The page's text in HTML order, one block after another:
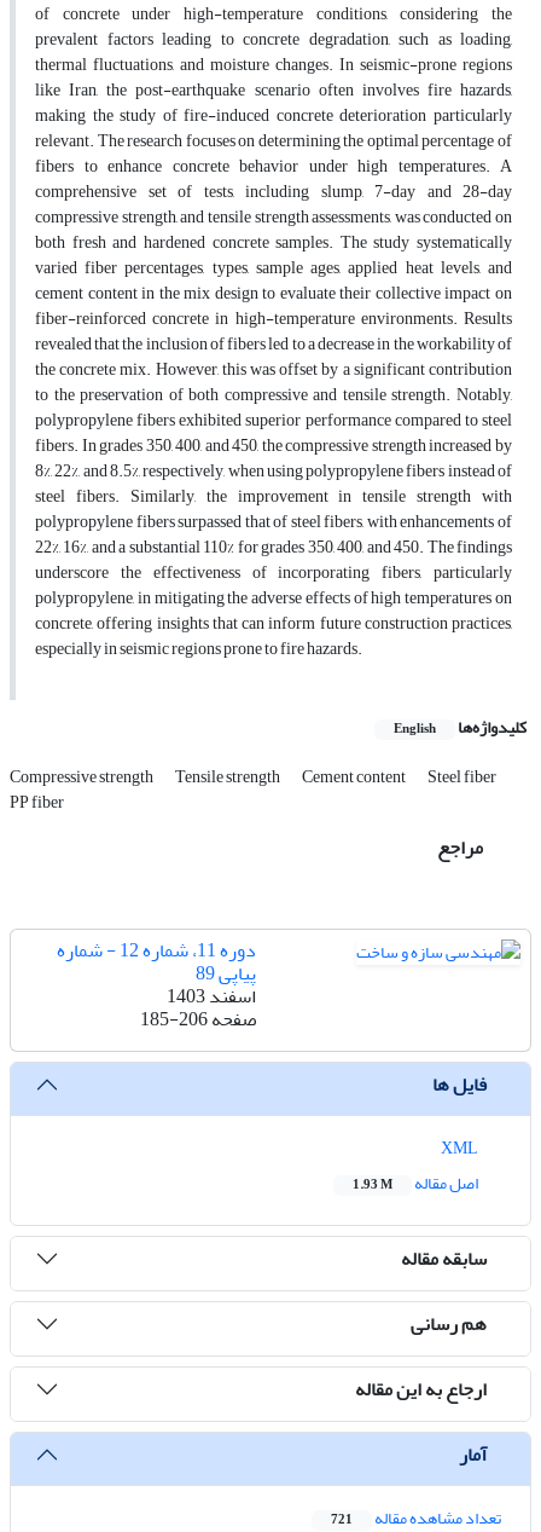
of concrete under high-temperature conditions, considering the
prevalent factors leading to concrete degradation, such as loading,
thermal fluctuations, and moisture changes. In seismic-prone regions
like Iran, the post-earthquake scenario often involves fire hazards,
making the study of fire-induced concrete deterioration particularly
relevant. The research focuses on determining the optimal percentage of
fibers to enhance concrete behavior under high temperatures. A
comprehensive set of tests, including slump, 7-day and 28-day
compressive strength, and tensile strength assessments, was conducted on
both fresh and hardened concrete samples. The study systematically
varied fiber percentages, types, sample ages, applied heat levels, and
cement content in the mix design to evaluate their collective impact on
fiber-reinforced concrete in high-temperature environments. Results
revealed that the inclusion of fibers led to a decrease in the workability of
the concrete mix. However, this was offset by a significant contribution
to the preservation of both compressive and tensile strength. Notably,
polypropylene fibers exhibited superior performance compared to steel
fibers. In grades 350, 400, and 450, the compressive strength increased by
8%, 22%, and 8.5%, respectively, when using polypropylene fibers instead of
steel fibers. Similarly, the improvement in tensile strength with
polypropylene fibers surpassed that of steel fibers, with enhancements of
22%, 16%, and a substantial 110% for grades 350, 400, and 450. The findings
underscore the effectiveness of incorporating fibers, particularly
polypropylene, in mitigating the adverse effects of high temperatures on
concrete, offering insights that can inform future construction practices,
especially in seismic regions prone to fire hazards.
کلیدواژه‌ها English
Compressive strength Tensile strength Cement content Steel fiber
PP fiber
مراجع
دوره 11، شماره 12 - شماره
پیاپی 89
اسفند 1403
صفحه185-206
فایل ها
اصل مقاله
1.93 M
سابقه مقاله
هم رسانی
ارجاع به این مقاله
آمار
تعداد مشاهده مقاله 721